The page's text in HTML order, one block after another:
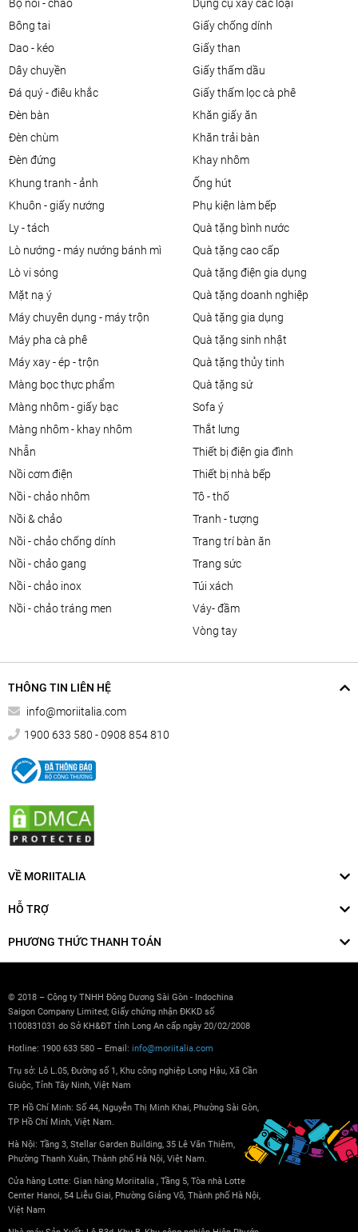
bộ nồi - chảo
bông tai
dao - kéo
dây chuyền
đá quý - điêu khắc
đèn bàn
đèn chùm
đèn đứng
dụng cụ xay các loại
giấy chống dính
giấy than
giấy thấm dầu
giấy thấm lọc cà phê
khăn giấy ăn
khăn trải bàn
khay nhôm
khung tranh - ảnh
khuôn - giấy nướng
ly - tách
lò nướng - máy nướng bánh mì
lò vi sóng
mặt nạ ý
máy chuyên dụng - máy trộn
máy pha cà phê
máy xay - ép - trộn
màng bọc thực phẩm
màng nhôm - giấy bạc
màng nhôm - khay nhôm
nhẫn
nồi cơm điện
nồi - chảo nhôm
nồi & chảo
nồi - chảo chống dính
nồi - chảo gang
nồi - chảo inox
nồi - chảo tráng men
ống hút
phụ kiện làm bếp
quà tặng bình nước
quà tặng cao cấp
quà tặng điện gia dụng
quà tặng doanh nghiệp
quà tặng gia dụng
quà tặng sinh nhật
quà tặng thủy tinh
quà tặng sứ
sofa ý
thắt lưng
thiết bị điện gia đình
thiết bị nhà bếp
tô - thố
tranh - tượng
trang trí bàn ăn
trang sức
túi xách
váy- đầm
vòng tay
THÔNG TIN LIÊN HỆ
info@moriitalia.com
1900 633 580 - 0908 854 810
VỀ MORIITALIA
HỖ TRỢ
PHƯƠNG THỨC THANH TOÁN
© 2018 – Công ty TNHH Đông Dương Sài Gòn - Indochina
Saigon Company Limited; Giấy chứng nhận ĐKKD số
1100831031 do Sở KH&ĐT tỉnh Long An cấp ngày 20/02/2008
Hotline: 1900 633 580 – Email: info@moriitalia.com
Trụ sở: Lô L.05, Đường số 1, Khu công nghiệp Long Hậu, Xã Cần
Giuộc, Tỉnh Tây Ninh, Việt Nam
TP. Hồ Chí Minh: Số 44, Nguyễn Thị Minh Khai, Phường Sài Gòn,
TP Hồ Chí Minh, Việt Nam.
Hà Nội: Tầng 3, Stellar Garden Building, 35 Lê Văn Thiêm,
Phường Thanh Xuân, Thành phố Hà Nội, Việt Nam.
Cửa hàng Lotte: Gian hàng Moriitalia , Tầng 5, Tòa nhà Lotte
Center Hanoi, 54 Liễu Giai, Phường Giảng Võ, Thành phố Hà Nội,
Việt Nam